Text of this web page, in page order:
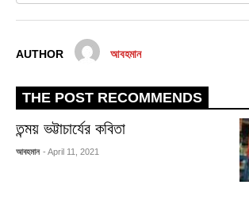
AUTHOR আবহমান
THE POST RECOMMENDS
তন্ময় ভট্টাচার্যের কবিতা
আবহমান - April 11, 2021